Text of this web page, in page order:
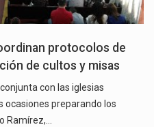
protocolos de
de cultos y misas
con las iglesias
ocasiones preparando los
Ramírez,…